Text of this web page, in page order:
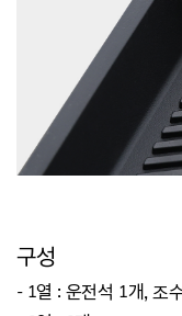
구성
- 1열 : 운전석 1개, 조